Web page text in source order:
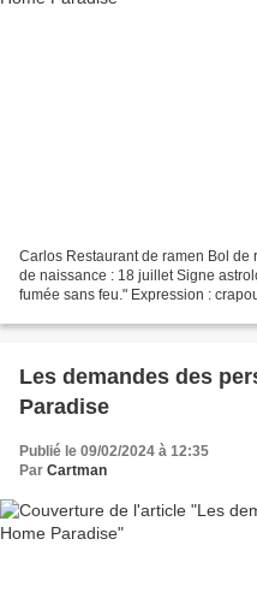
Carlos Restaurant de ramen Bol de
de naissance : 18 juillet Signe
fumée sans feu." Expression :
Les demandes des
Paradise
Publié le 09/02/2024 à 12:35
Par Cartman